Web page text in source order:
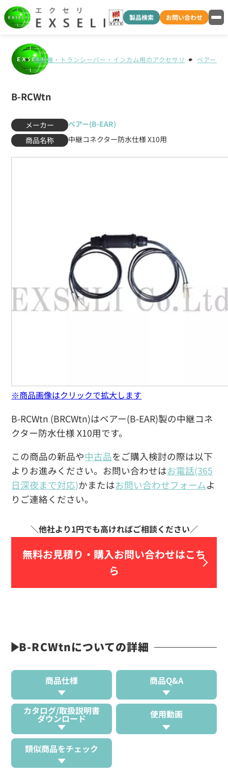
製品検索 お問い合わせ
無線機・トランシーバー・インカム用のアクセサリ ベアー(B-
B-RCWtn
メーカー
ベアー(B-EAR)
商品名称
中継コネクター防水仕様 X10用
B-RCWtn (BRCWtn)はベアー(B-EAR)製の中継コネ
クター防水仕様 X10用です。
この商品の新品や中古品をご購入検討の際は以下
よりお進みください。お問い合わせはお電話(365
日深夜まで対応)かまたはお問い合わせフォームよ
りご連絡ください。
無料お見積り・ 購入お問い合わせはこち
ら
※商品画像はクリックで拡大します
B-RCWtnについての詳細
商品仕様 商品Q&A
カタログ/取扱説明書
ダウンロード 使用動画
類似商品をチェック